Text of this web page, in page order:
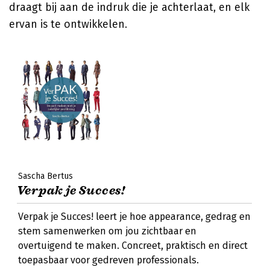
draagt bij aan de indruk die je achterlaat, en elk
ervan is te ontwikkelen.
Sascha Bertus
Verpak je Succes!
Verpak je Succes! leert je hoe appearance, gedrag en
stem samenwerken om jou zichtbaar en
overtuigend te maken. Concreet, praktisch en direct
toepasbaar voor gedreven professionals.